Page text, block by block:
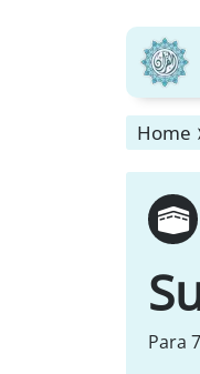
Home
Para